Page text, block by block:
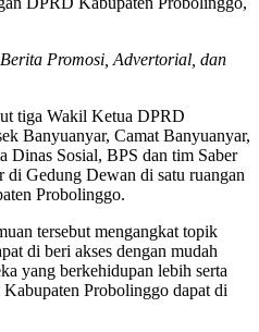
Berita Promosi, Advertorial, dan
tiga Wakil Ketua DPRD
Banyuanyar, Camat Banyuanyar,
Dinas Sosial, BPS dan tim Saber
Gedung Dewan di satu ruangan
Probolinggo.
tersebut mengangkat topik
di beri akses dengan mudah
yang berkehidupan lebih serta
Probolinggo dapat di